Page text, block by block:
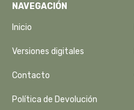
NAVEGACIÓN
Inicio
Versiones digitales
Contacto
Política de Devolución